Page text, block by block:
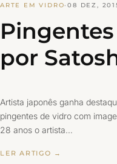
ARTE EM VIDRO·08 DEZ,
por
Artista japonês ganha
pingentes de vidro com
28 anos o artista…
LER ARTIGO →